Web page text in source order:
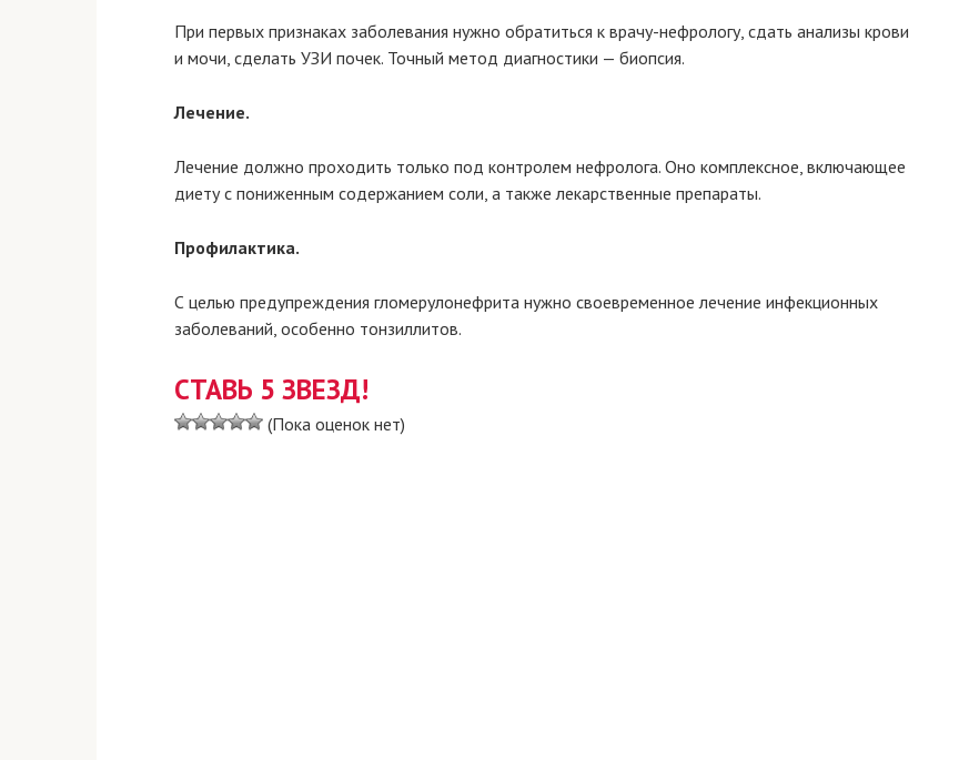
При первых признаках заболевания нужно обратиться к врачу-нефрологу, сдать анализы крови
и мочи, сделать УЗИ почек. Точный метод диагностики — биопсия.
Лечение.
Лечение должно проходить только под контролем нефролога. Оно комплексное, включающее
диету с пониженным содержанием соли, а также лекарственные препараты.
Профилактика.
С целью предупреждения гломерулонефрита нужно своевременное лечение инфекционных
заболеваний, особенно тонзиллитов.
СТАВЬ 5 ЗВЕЗД!
(Пока оценок нет)